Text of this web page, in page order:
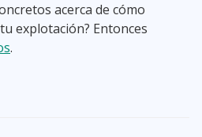
acerca de cómo
explotación? Entonces
.